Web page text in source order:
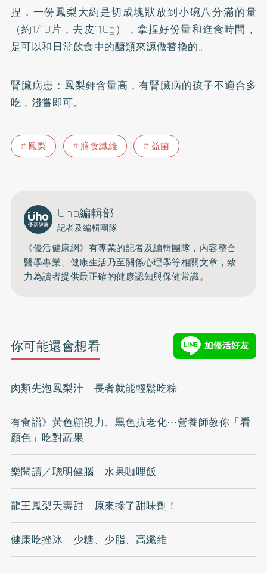
捏，一份鳳梨大約是切成塊狀放到小碗八分滿的量
（約1/10片，去皮110g），拿捏好份量和進食時間，
是可以和日常飲食中的醣類來源做替換的。
腎臟病患：鳳梨鉀含量高，有腎臟病的孩子不適合多
吃，淺嘗即可。
鳳梨 膳食纖維 益菌
Uho編輯部
記者及編輯團隊
《優活健康網》有專業的記者及編輯團隊，內容整合
醫學專業、健康生活乃至關係心理學等相關文章，致
力為讀者提供最正確的健康認知與保健常識。
你可能還會想看
肉類先泡鳳梨汁 長者就能輕鬆吃粽
有食譜》黃色顧視力、黑色抗老化⋯營養師教你「看
顏色」吃對蔬果
樂閱讀／聰明健腦 水果咖哩飯
龍王鳳梨夭壽甜 原來摻了甜味劑！
健康吃挫冰 少糖、少脂、高纖維